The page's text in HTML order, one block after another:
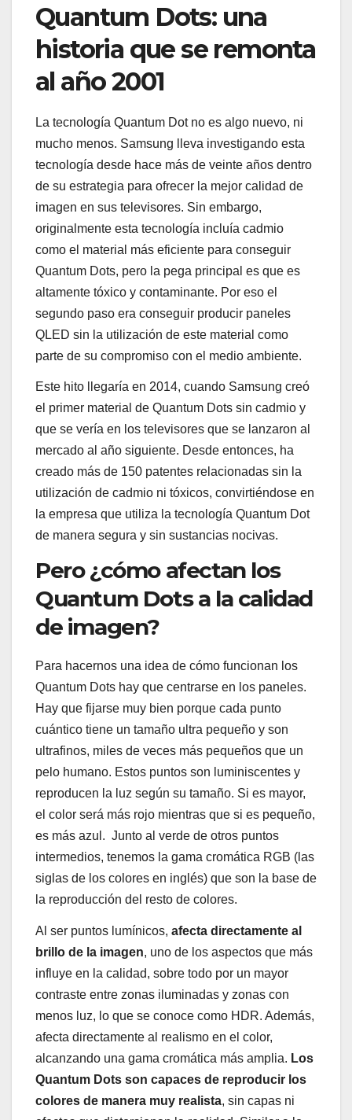
Quantum Dots: una
historia que se remonta
al año 2001
La tecnología Quantum Dot no es algo nuevo, ni
mucho menos. Samsung lleva investigando esta
tecnología desde hace más de veinte años dentro
de su estrategia para ofrecer la mejor calidad de
imagen en sus televisores. Sin embargo,
originalmente esta tecnología incluía cadmio
como el material más eficiente para conseguir
Quantum Dots, pero la pega principal es que es
altamente tóxico y contaminante. Por eso el
segundo paso era conseguir producir paneles
QLED sin la utilización de este material como
parte de su compromiso con el medio ambiente.
Este hito llegaría en 2014, cuando Samsung creó
el primer material de Quantum Dots sin cadmio y
que se vería en los televisores que se lanzaron al
mercado al año siguiente. Desde entonces, ha
creado más de 150 patentes relacionadas sin la
utilización de cadmio ni tóxicos, convirtiéndose en
la empresa que utiliza la tecnología Quantum Dot
de manera segura y sin sustancias nocivas.
Pero ¿cómo afectan los
Quantum Dots a la calidad
de imagen?
Para hacernos una idea de cómo funcionan los
Quantum Dots hay que centrarse en los paneles.
Hay que fijarse muy bien porque cada punto
cuántico tiene un tamaño ultra pequeño y son
ultrafinos, miles de veces más pequeños que un
pelo humano. Estos puntos son luminiscentes y
reproducen la luz según su tamaño. Si es mayor,
el color será más rojo mientras que si es pequeño,
es más azul. Junto al verde de otros puntos
intermedios, tenemos la gama cromática RGB (las
siglas de los colores en inglés) que son la base de
la reproducción del resto de colores.
Al ser puntos lumínicos, afecta directamente al
brillo de la imagen, uno de los aspectos que más
influye en la calidad, sobre todo por un mayor
contraste entre zonas iluminadas y zonas con
menos luz, lo que se conoce como HDR. Además,
afecta directamente al realismo en el color,
alcanzando una gama cromática más amplia. Los
Quantum Dots son capaces de reproducir los
colores de manera muy realista, sin capas ni